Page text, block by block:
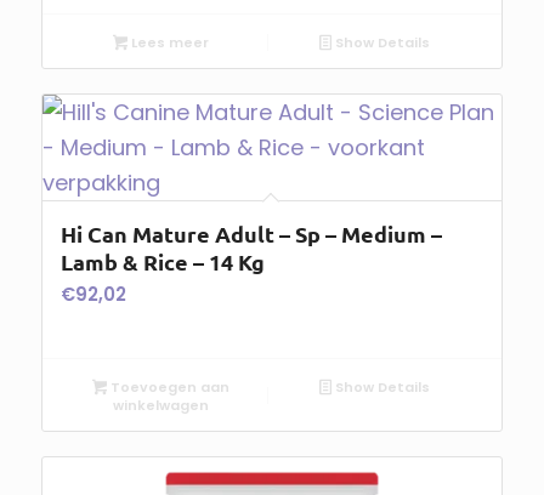
Lees meer Show Details
Hi Can Mature Adult – Sp – Medium –
Lamb & Rice – 14 Kg
€92,02
Toevoegen aan
winkelwagen
Show Details